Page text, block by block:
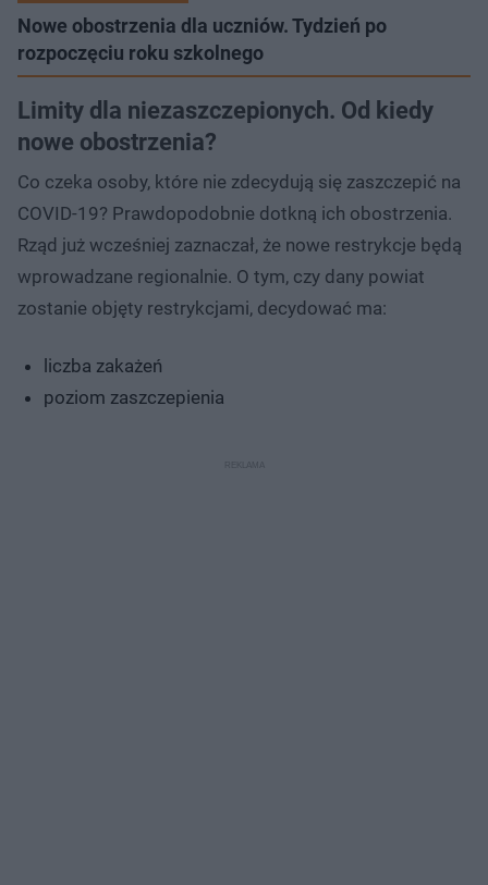
Nowe obostrzenia dla uczniów. Tydzień po
rozpoczęciu roku szkolnego
Limity dla niezaszczepionych. Od kiedy
nowe obostrzenia?
Co czeka osoby, które nie zdecydują się zaszczepić na
COVID-19? Prawdopodobnie dotkną ich obostrzenia.
Rząd już wcześniej zaznaczał, że nowe restrykcje będą
wprowadzane regionalnie. O tym, czy dany powiat
zostanie objęty restrykcjami, decydować ma:
liczba zakażeń
poziom zaszczepienia